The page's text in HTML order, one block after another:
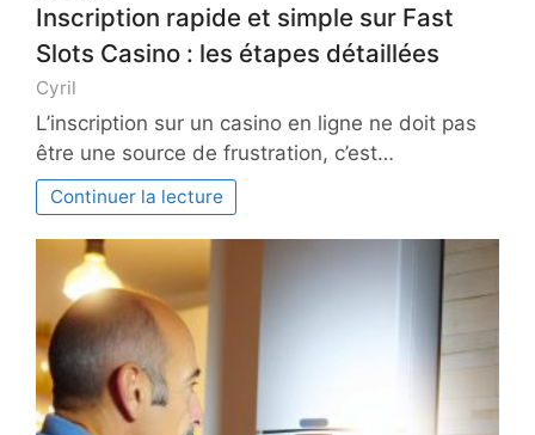
Inscription rapide et simple sur Fast
Slots Casino : les étapes détaillées
Cyril
L’inscription sur un casino en ligne ne doit pas
être une source de frustration, c’est…
Continuer la lecture